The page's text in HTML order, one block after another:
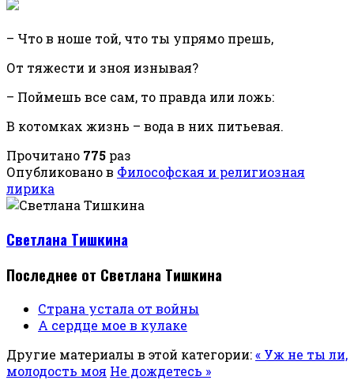
– Что в ноше той, что ты упрямо прешь,
От тяжести и зноя изнывая?
– Поймешь все сам, то правда или ложь:
В котомках жизнь – вода в них питьевая.
Прочитано 775 раз
Опубликовано в Философская и религиозная
лирика
Светлана Тишкина
Последнее от Светлана Тишкина
Страна устала от войны
А сердце мое в кулаке
Другие материалы в этой категории:« Уж не ты ли,
молодость моя Не дождетесь »